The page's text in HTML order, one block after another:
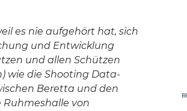
es nie aufgehört hat, sich
und Entwicklung
und allen Schützen
wie die Shooting Data-
Beretta und den
von